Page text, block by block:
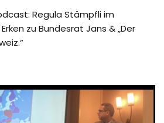
Regula Stämpfli im
zu Bundesrat Jans & „Der